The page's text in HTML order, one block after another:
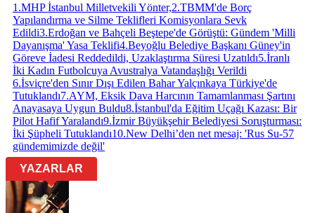
1 .MHP İstanbul Milletvekili Yönter,2.TBMM'de Borç
Yapılandırma ve Silme Teklifleri Komisyonlara Sevk
Edildi3.Erdoğan ve Bahçeli Beştepe'de Görüştü: Gündem 'Milli
Dayanışma' Yasa Teklifi4.Beyoğlu Belediye Başkanı Güney'in
Göreve İadesi Reddedildi, Uzaklaştırma Süresi Uzatıldı5.İranlı
İki Kadın Futbolcuya Avustralya Vatandaşlığı Verildi
6.İsviçre'den Sınır Dışı Edilen Bahar Yalçınkaya Türkiye'de
Tutuklandı7.AYM, Eksik Dava Harcının Tamamlanması Şartını
Anayasaya Uygun Buldu8.İstanbul'da Eğitim Uçağı Kazası: Bir
Pilot Hafif Yaralandı9.İzmir Büyükşehir Belediyesi Soruşturması:
İki Şüpheli Tutuklandı10.New Delhi’den net mesaj: 'Rus Su-57
gündemimizde değil'
YAZARLAR